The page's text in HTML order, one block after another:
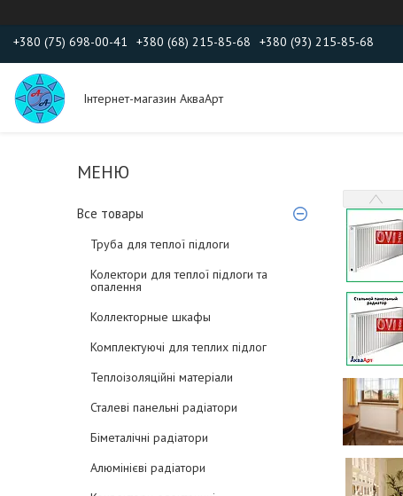
+380 (75) 698-00-41 +380 (68) 215-85-68 +380 (93) 215-85-68
Інтернет-магазин АкваАрт
Все товары
Труба для теплої підлоги
Колектори для теплої підлоги та
опалення
Коллекторные шкафы
Комплектуючі для теплих підлог
Теплоізоляційні матеріали
Сталеві панельні радіатори
Біметалічні радіатори
Алюмінієві радіатори